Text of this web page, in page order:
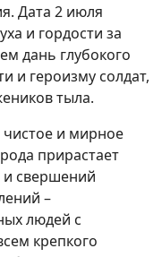
Дата 2 июля
и гордости за
дань глубокого
и героизму солдат,
тыла.
и мирное
прирастает
и свершений
–
людей с
крепкого